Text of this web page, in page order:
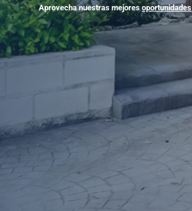
✨ Aprovecha nuestras mejoresoportunidades